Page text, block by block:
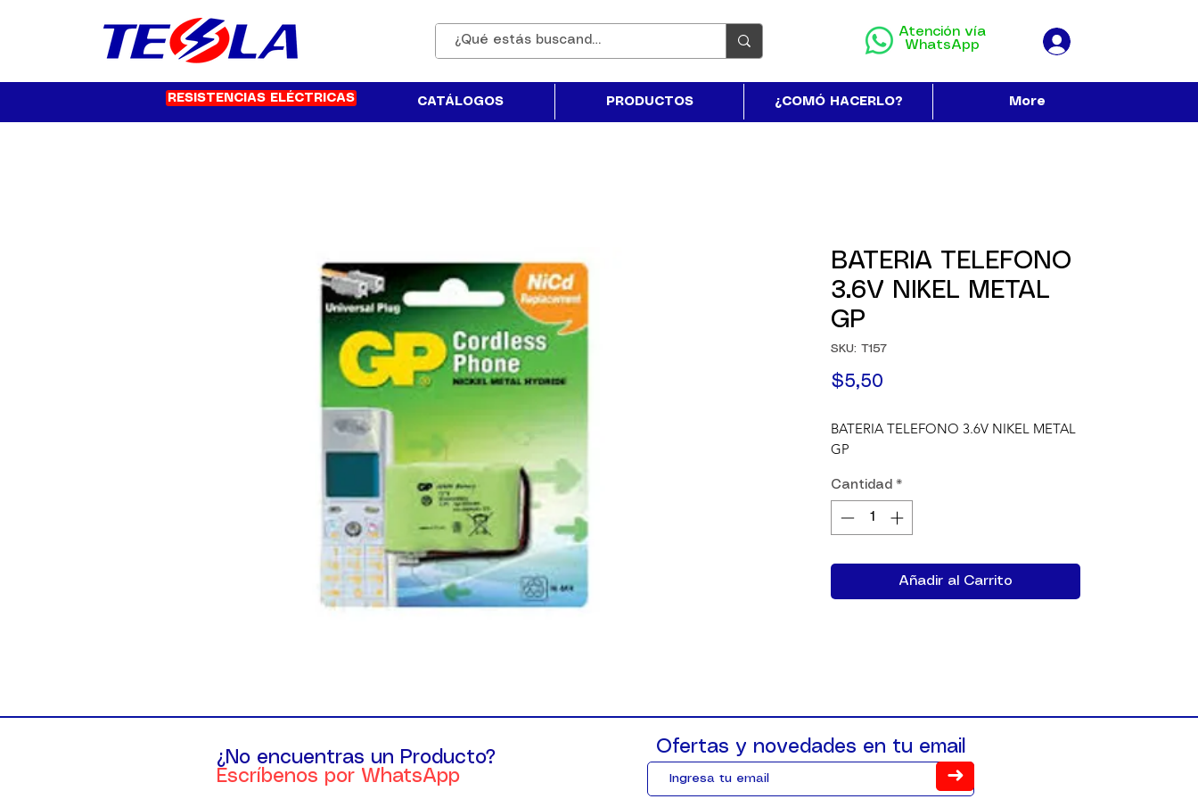
Atención vía
WhatsApp
RESISTENCIAS ELÉCTRICAS CATÁLOGOS PRODUCTOS ¿COMÓ HACERLO? More
BATERIA TELEFONO
3.6V NIKEL METAL
GP
SKU: T157
$5,50
BATERIA TELEFONO 3.6V NIKEL METAL
GP
Cantidad *
Añadir al Carrito
¿No encuentras un Producto?
Escríbenos por WhatsApp
Ofertas y novedades en tu email
➜